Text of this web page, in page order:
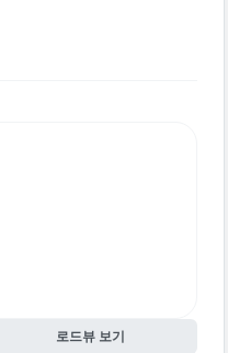
로드뷰 보기